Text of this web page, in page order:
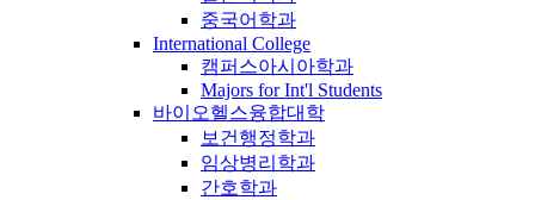
중국어학과
International College
캠퍼스아시아학과
Majors for Int'l Students
바이오헬스융합대학
보건행정학과
임상병리학과
간호학과